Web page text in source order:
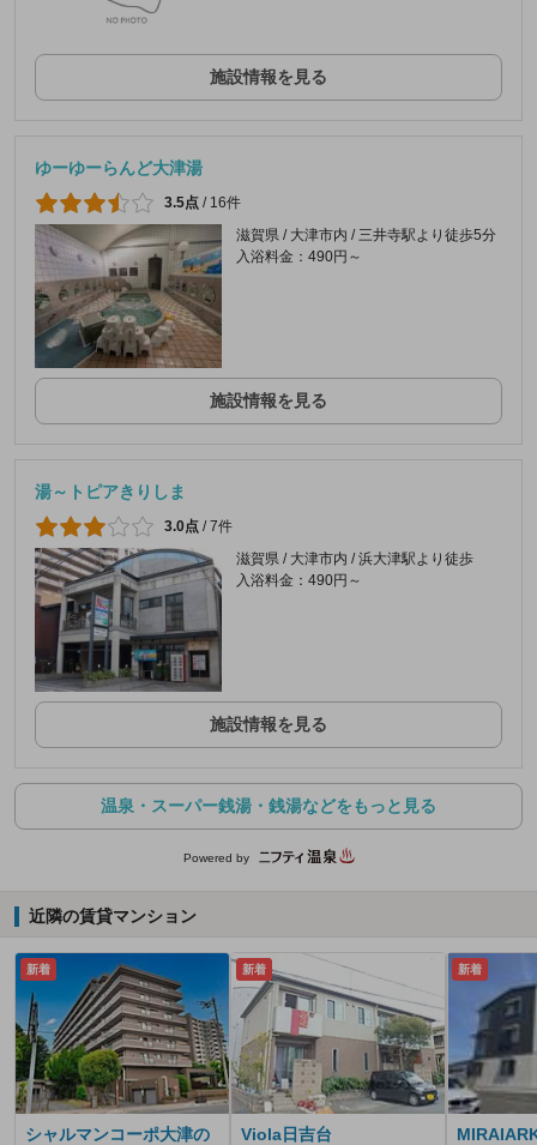
施設情報を見る
ゆーゆーらんど大津湯
3.5点 / 16件
滋賀県 / 大津市内 / 三井寺駅より徒歩5分
入浴料金：490円～
施設情報を見る
湯～トピアきりしま
3.0点 /7件
滋賀県 / 大津市内 / 浜大津駅より徒歩
入浴料金：490円～
施設情報を見る
温泉・スーパー銭湯・銭湯などをもっと見る
Powered by
近隣の賃貸マンション
新着
シャルマンコーポ大津の
新着
Viola日吉台
新着